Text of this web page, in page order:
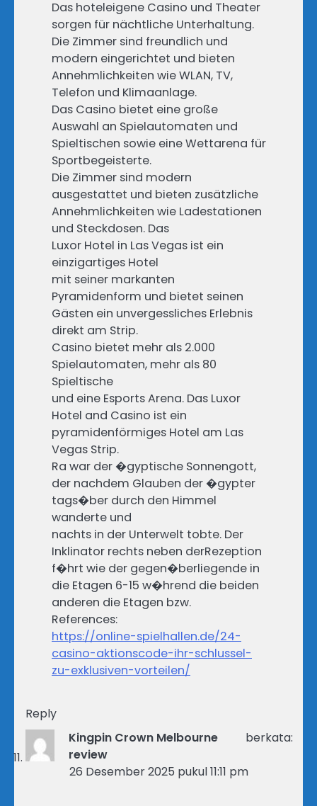
Das hoteleigene Casino und Theater
sorgen für nächtliche Unterhaltung.
Die Zimmer sind freundlich und
modern eingerichtet und bieten
Annehmlichkeiten wie WLAN, TV,
Telefon und Klimaanlage.
Das Casino bietet eine große
Auswahl an Spielautomaten und
Spieltischen sowie eine Wettarena für
Sportbegeisterte.
Die Zimmer sind modern
ausgestattet und bieten zusätzliche
Annehmlichkeiten wie Ladestationen
und Steckdosen. Das
Luxor Hotel in Las Vegas ist ein
einzigartiges Hotel
mit seiner markanten
Pyramidenform und bietet seinen
Gästen ein unvergessliches Erlebnis
direkt am Strip.
Casino bietet mehr als 2.000
Spielautomaten, mehr als 80
Spieltische
und eine Esports Arena. Das Luxor
Hotel and Casino ist ein
pyramidenförmiges Hotel am Las
Vegas Strip.
Ra war der �gyptische Sonnengott,
der nachdem Glauben der �gypter
tags�ber durch den Himmel
wanderte und
nachts in der Unterwelt tobte. Der
Inklinator rechts neben derRezeption
f�hrt wie der gegen�berliegende in
die Etagen 6-15 w�hrend die beiden
anderen die Etagen bzw.
References:
https://online-spielhallen.de/24-
casino-aktionscode-ihr-schlussel-
zu-exklusiven-vorteilen/
Reply
Kingpin Crown Melbourne
review
berkata:
26 Desember 2025 pukul 11:11 pm